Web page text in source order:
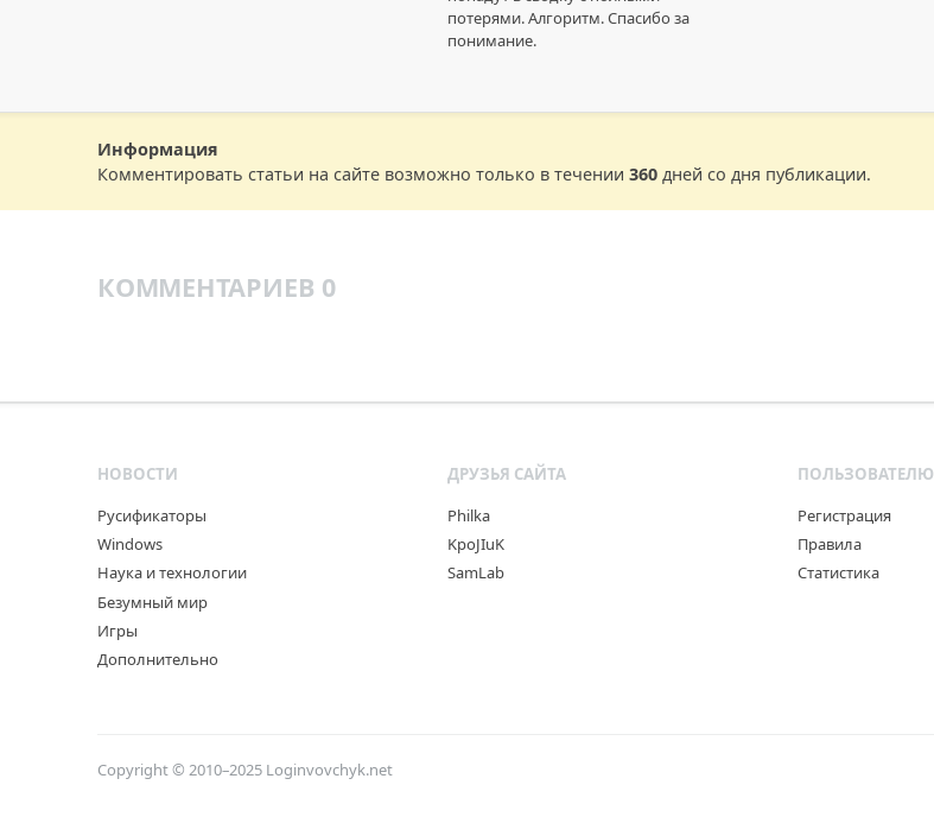
потерями. Алгоритм. Спасибо за
понимание.
Информация
Комментировать статьи на сайте возможно только в течении 360 дней со дня публикации.
КОММЕНТАРИЕВ 0
НОВОСТИ
Русификаторы
Windows
Наука и технологии
Безумный мир
Игры
Дополнительно
ДРУЗЬЯ САЙТА
Philka
KpoJIuK
SamLab
ПОЛЬЗОВАТЕЛЮ
Регистрация
Правила
Статистика
Copyright © 2010–2025 Loginvovchyk.net